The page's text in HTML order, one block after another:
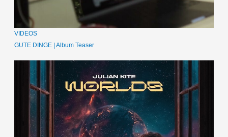
VIDEOS
GUTE DINGE | Album Teaser